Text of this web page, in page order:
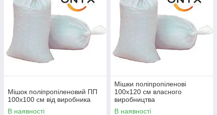
Мішок поліпропіленовий ПП
100х100 см від виробника
В наявності
Мішки поліпропіленові
100х120 см власного
виробництва
В наявності